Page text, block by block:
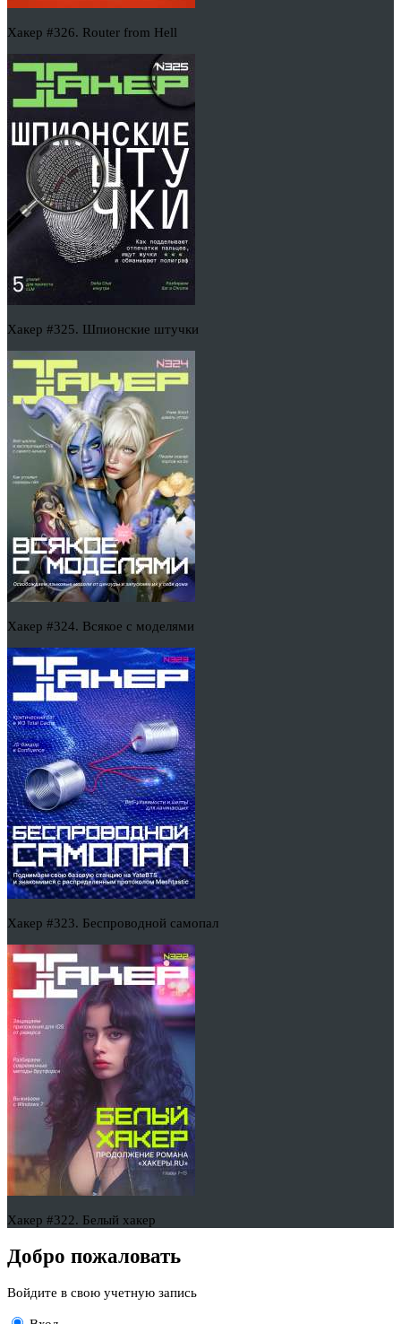
Хакер #326. Router from Hell
Хакер #325. Шпионские штучки
Хакер #324. Всякое с моделями
Хакер #323. Беспроводной самопал
Хакер #322. Белый хакер
Добро пожаловать
Войдите в свою учетную запись